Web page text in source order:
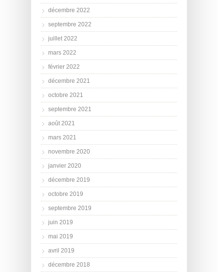
décembre 2022
septembre 2022
juillet 2022
mars 2022
février 2022
décembre 2021
octobre 2021
septembre 2021
août 2021
mars 2021
novembre 2020
janvier 2020
décembre 2019
octobre 2019
septembre 2019
juin 2019
mai 2019
avril 2019
décembre 2018